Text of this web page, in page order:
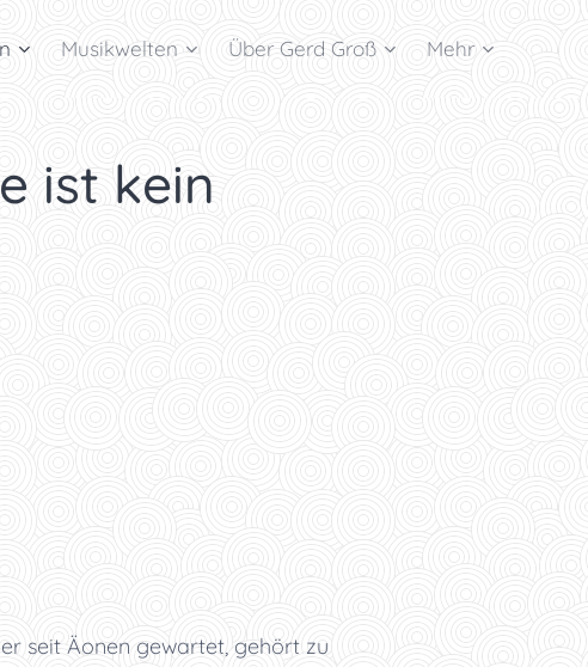
Musikwelten Über Gerd Groß Mehr
ist kein
seit Äonen gewartet, gehört zu